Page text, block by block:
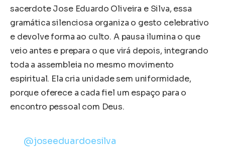
sacerdote Jose Eduardo Oliveira e Silva, essa
gramática silenciosa organiza o gesto celebrativo
e devolve forma ao culto. A pausa ilumina o que
veio antes e prepara o que virá depois, integrando
toda a assembleia no mesmo movimento
espiritual. Ela cria unidade sem uniformidade,
porque oferece a cada fiel um espaço para o
encontro pessoal com Deus.
@joseeduardoesilva